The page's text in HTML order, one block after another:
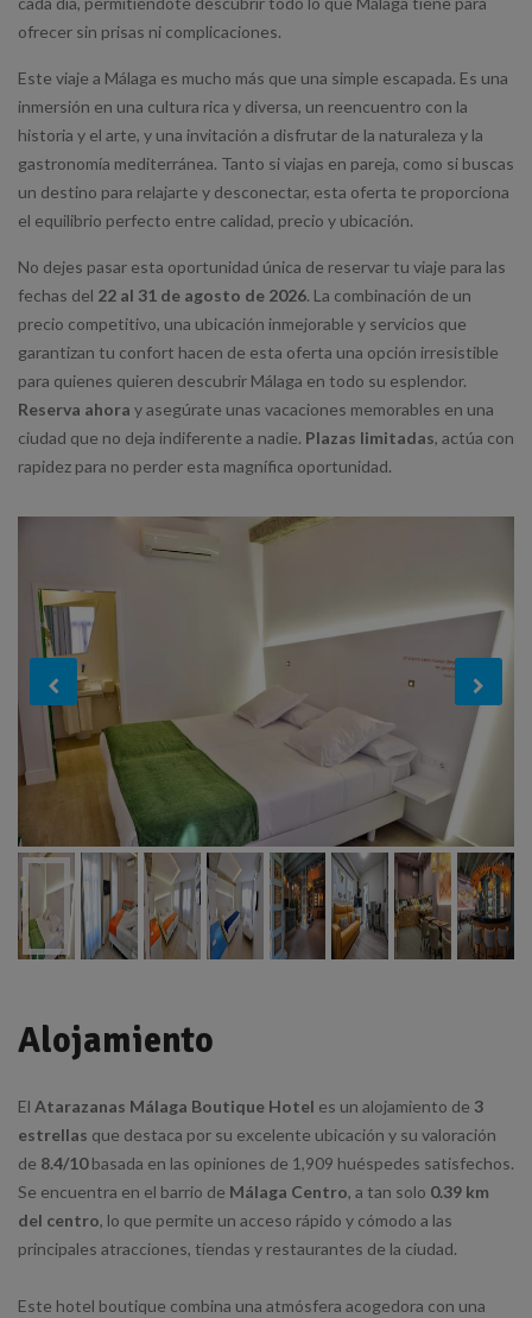
ofrecer sin prisas ni complicaciones.
Este viaje a Málaga es mucho más que una simple escapada. Es una
inmersión en una cultura rica y diversa, un reencuentro con la
historia y el arte, y una invitación a disfrutar de la naturaleza y la
gastronomía mediterránea. Tanto si viajas en pareja, como si buscas
un destino para relajarte y desconectar, esta oferta te proporciona
el equilibrio perfecto entre calidad, precio y ubicación.
No dejes pasar esta oportunidad única de reservar tu viaje para las
fechas del 22 al 31 de agosto de 2026. La combinación de un
precio competitivo, una ubicación inmejorable y servicios que
garantizan tu confort hacen de esta oferta una opción irresistible
para quienes quieren descubrir Málaga en todo su esplendor.
Reserva ahora y asegúrate unas vacaciones memorables en una
ciudad que no deja indiferente a nadie. Plazas limitadas, actúa con
rapidez para no perder esta magnífica oportunidad.
Alojamiento
El Atarazanas Málaga Boutique Hotel es un alojamiento de 3
estrellas que destaca por su excelente ubicación y su valoración
de 8.4/10basada en las opiniones de 1,909 huéspedes satisfechos.
Se encuentra en el barrio de Málaga Centro, a tan solo 0.39 km
del centro, lo que permite un acceso rápido y cómodo a las
principales atracciones, tiendas y restaurantes de la ciudad.
Este hotel boutique combina una atmósfera acogedora con una